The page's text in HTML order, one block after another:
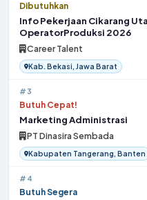
Dibutuhkan
Info Pekerjaan Cikarang
OperatorProduksi 2026
Career Talent
Kab. Bekasi, Jawa Barat
#3
Butuh Cepat!
Marketing Administrasi
PT Dinasira Sembada
Kabupaten Tangerang, Banten
#4
Butuh Segera